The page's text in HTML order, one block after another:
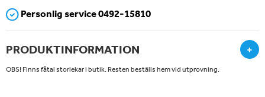
Personlig service 0492-15810
PRODUKTINFORMATION +
OBS! Finns fåtal storlekar i butik. Resten beställs hem vid utprovning.